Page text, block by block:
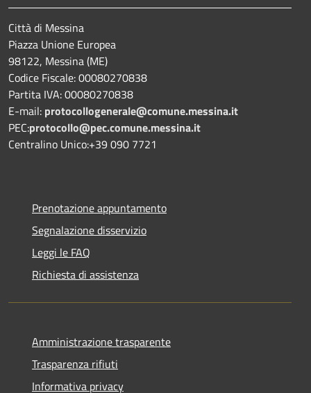
Città di Messina
Piazza Unione Europea
98122, Messina (ME)
Codice Fiscale: 00080270838
Partita IVA: 00080270838
E-mail: protocollogenerale@comune.messina.it
PEC:protocollo@pec.comune.messina.it
Centralino Unico:+39 090 7721
Prenotazione appuntamento
Segnalazione disservizio
Leggi le FAQ
Richiesta di assistenza
Amministrazione trasparente
Trasparenza rifiuti
Informativa privacy